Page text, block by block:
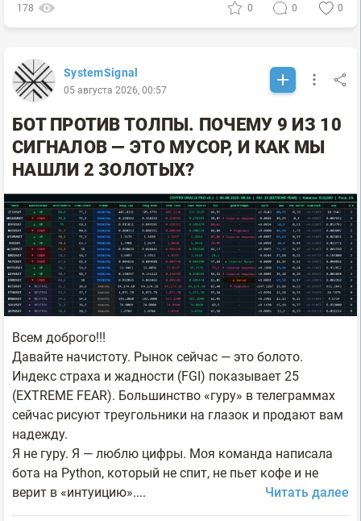
178 0 0 0
SystemSignal
05 августа 2026, 00:57
БОТ ПРОТИВ ТОЛПЫ. ПОЧЕМУ 9 ИЗ 10
СИГНАЛОВ — ЭТО МУСОР, И КАК МЫ
НАШЛИ 2 ЗОЛОТЫХ?
Всем доброго!!!
Давайте начистоту. Рынок сейчас — это болото.
Индекс страха и жадности (FGI) показывает 25
(EXTREME FEAR). Большинство «гуру» в телеграммах
сейчас рисуют треугольники на глазок и продают вам
надежду.
Я не гуру. Я — люблю цифры. Моя команда написала
бота на Python, который не спит, не пьет кофе и не
верит в «интуицию»....
Читать далее